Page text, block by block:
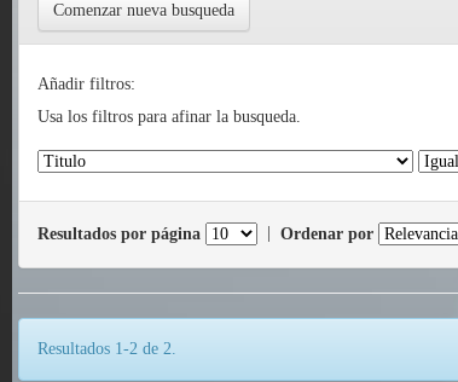
Comenzar nueva busqueda
Añadir filtros:
Usa los filtros para afinar la busqueda.
Resultados por página Ordenar por
Resultados 1-2 de 2.